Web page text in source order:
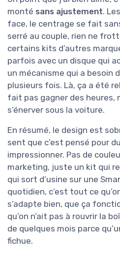
monté sans ajustement.
face, le centrage se fait
serré au couple, rien ne
certains kits d’autres
parfois avec un disque qui
un mécanisme qui a besoin
plusieurs fois. Là, ça a été
fait pas gagner des heures,
s’énerver sous la voiture.
En résumé, le design est
sent que c’est pensé pour
impressionner. Pas de
marketing, juste un kit qui
qui sort d’usine sur une
quotidien, c’est tout ce
s’adapte bien, que ça
qu’on n’ait pas à rouvrir la
de quelques mois parce
fichue.